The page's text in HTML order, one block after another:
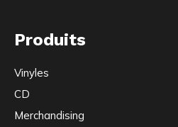
Produits
Vinyles
CD
Merchandising